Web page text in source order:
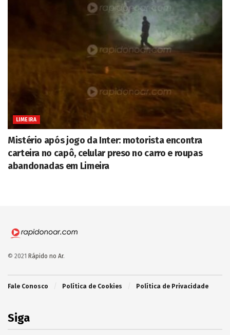
LIMEIRA
Mistério após jogo da Inter: motorista encontra
carteira no capô, celular preso no carro e roupas
abandonadas em Limeira
© 2021 Rápido no Ar.
Fale Conosco Política de Cookies Política de Privacidade
Siga